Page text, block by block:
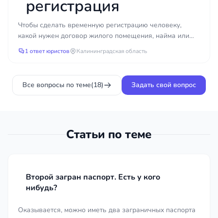
гражданство;
уведомления о розыске;
подлежащие признанию или
оспариванию;
документы на имущество и активы,
при необходимости.
оценит перспективы и быстрее приступит к
регистрация
Чтобы сделать временную регистрацию человеку,
какой нужен договор жилого помещения, найма или
поднайма?
1 ответ юристов Калининградская область
Все вопросы по теме(18) Задать свой вопрос
Статьи по теме
Второй загран паспорт. Есть у кого
нибудь?
Оказывается, можно иметь два заграничных паспорта